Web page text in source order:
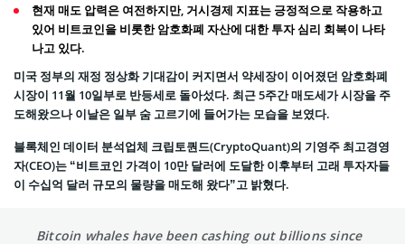
현재 매도 압력은 여전하지만, 거시경제 지표는 긍정적으로 작용하고
있어 비트코인을 비롯한 암호화폐 자산에 대한 투자 심리 회복이 나타
나고 있다.
미국 정부의 재정 정상화 기대감이 커지면서 약세장이 이어졌던 암호화폐
시장이 11월 10일부로 반등세로 돌아섰다. 최근 5주간 매도세가 시장을 주
도해왔으나 이날은 일부 숨 고르기에 들어가는 모습을 보였다.
블록체인 데이터 분석업체 크립토퀀드(CryptoQuant)의 기영주 최고경영
자(CEO)는 “비트코인 가격이 10만 달러에 도달한 이후부터 고래 투자자들
이 수십억 달러 규모의 물량을 매도해 왔다”고 밝혔다.
Bitcoin whales have been cashing out billions since